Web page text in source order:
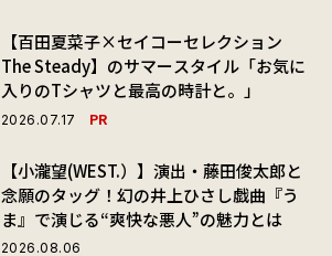
【百田夏菜子×セイコーセレクション
The Steady】のサマースタイル「お気に
入りのTシャツと最高の時計と。」
2026.07.17 PR
【小瀧望(WEST.）】演出・藤田俊太郎と
念願のタッグ！幻の井上ひさし戯曲『う
ま』で演じる“爽快な悪人”の魅力とは
2026.08.06